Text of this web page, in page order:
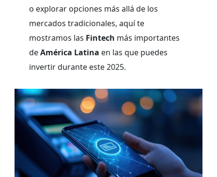
o explorar opciones más allá de los
mercados tradicionales, aquí te
mostramos las Fintech más importantes
deAmérica Latina en las que puedes
invertir durante este 2025.